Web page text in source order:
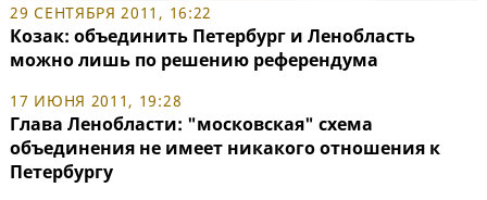
29 СЕНТЯБРЯ 2011, 16:22
Козак: объединить Петербург и Ленобласть
можно лишь по решению референдума
17 ИЮНЯ 2011, 19:28
Глава Ленобласти: "московская" схема
объединения не имеет никакого отношения к
Петербургу